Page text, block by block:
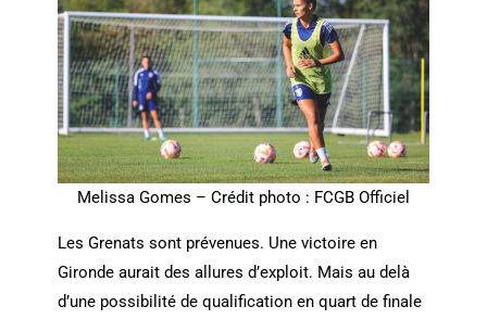
Melissa Gomes – Crédit photo : FCGB Officiel
Les Grenats sont prévenues. Une victoire en
Gironde aurait des allures d’exploit. Mais au delà
d’une possibilité de qualification en quart de finale